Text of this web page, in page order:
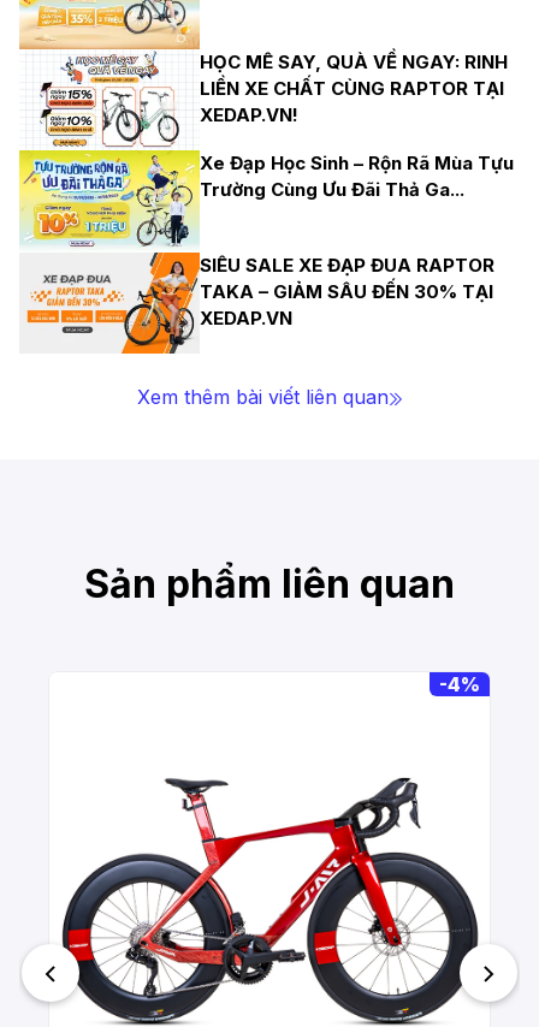
HỌC MÊ SAY, QUÀ VỀ NGAY: RINH
LIỀN XE CHẤT CÙNG RAPTOR TẠI
XEDAP.VN!
Xe Đạp Học Sinh – Rộn Rã Mùa Tựu
Trường Cùng Ưu Đãi Thả Ga...
SIÊU SALE XE ĐẠP ĐUA RAPTOR
TAKA – GIẢM SÂU ĐẾN 30% TẠI
XEDAP.VN
Xem thêm bài viết liên quan
Sản phẩm liên quan
-4%